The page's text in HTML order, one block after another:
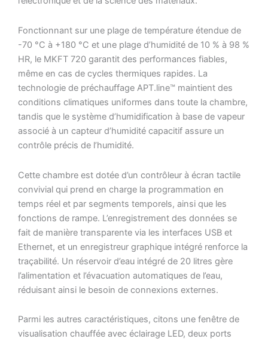
Fonctionnant sur une plage de température étendue de
-70 °C à +180 °C et une plage d’humidité de 10 % à 98 %
HR, le MKFT 720 garantit des performances fiables,
même en cas de cycles thermiques rapides. La
technologie de préchauffage APT.line™ maintient des
conditions climatiques uniformes dans toute la chambre,
tandis que le système d’humidification à base de vapeur
associé à un capteur d’humidité capacitif assure un
contrôle précis de l’humidité.
Cette chambre est dotée d’un contrôleur à écran tactile
convivial qui prend en charge la programmation en
temps réel et par segments temporels, ainsi que les
fonctions de rampe. L’enregistrement des données se
fait de manière transparente via les interfaces USB et
Ethernet, et un enregistreur graphique intégré renforce la
traçabilité. Un réservoir d’eau intégré de 20 litres gère
l’alimentation et l’évacuation automatiques de l’eau,
réduisant ainsi le besoin de connexions externes.
Parmi les autres caractéristiques, citons une fenêtre de
visualisation chauffée avec éclairage LED, deux ports